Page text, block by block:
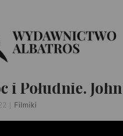
i Południe.
| Filmiki